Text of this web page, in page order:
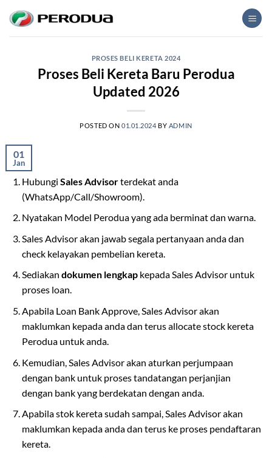
content
PROSES BELI KERETA 2024
Proses Beli Kereta Baru Perodua
Updated 2026
POSTED ON 01.01.2024 BY ADMIN
01
Jan
Hubungi Sales Advisorterdekat anda
(WhatsApp/Call/Showroom).
Nyatakan Model Perodua yang ada berminat dan warna.
Sales Advisor akan jawab segala pertanyaan anda dan
check kelayakan pembelian kereta.
Sediakan dokumen lengkapkepada Sales Advisor untuk
proses loan.
Apabila Loan Bank Approve, Sales Advisor akan
maklumkan kepada anda dan terus allocate stock kereta
Perodua untuk anda.
Kemudian, Sales Advisor akan aturkan perjumpaan
dengan bank untuk proses tandatangan perjanjian
dengan bank yang berdekatan dengan anda.
Apabila stok kereta sudah sampai, Sales Advisor akan
maklumkan kepada anda dan terus ke proses pendaftaran
kereta.